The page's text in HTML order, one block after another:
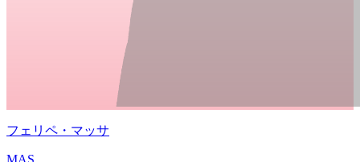
フェリペ・マッサ
MAS